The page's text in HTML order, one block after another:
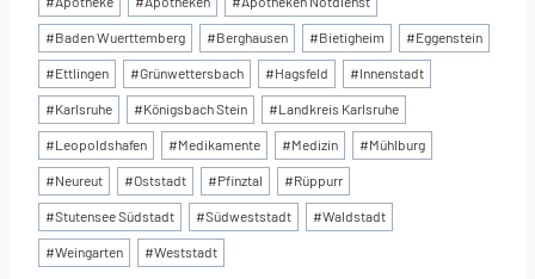
#Baden Wuerttemberg #Berghausen #Bietigheim #Eggenstein
#Ettlingen #Grünwettersbach #Hagsfeld #Innenstadt
#Karlsruhe #Königsbach Stein #Landkreis Karlsruhe
#Leopoldshafen #Medikamente #Medizin #Mühlburg
#Neureut #Oststadt #Pfinztal #Rüppurr
#Stutensee Südstadt #Südweststadt #Waldstadt
#Weingarten #Weststadt